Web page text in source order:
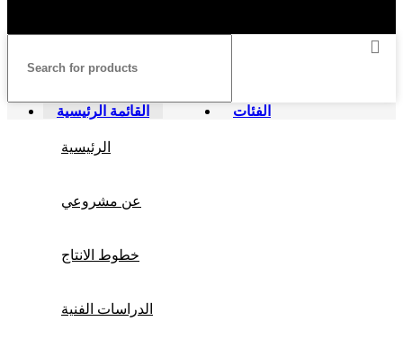
القائمة الرئيسية الفئات
الرئيسية
عن مشروعي
خطوط الانتاج
الدراسات الفنية